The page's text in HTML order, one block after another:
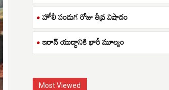
హోలీ పండుగ రోజు తీవ్ర విషాదం
ఇరాన్ యుద్ధానికి భారీ మూల్యం
Most Viewed